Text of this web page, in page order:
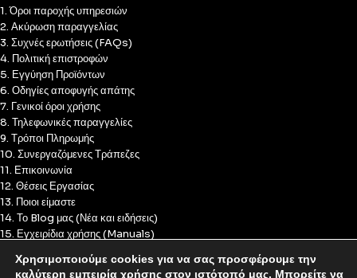
1. Όροι παροχής υπηρεσιών
2. Ακύρωση παραγγελίας
3. Συχνές ερωτήσεις (FAQs)
4. Πολιτική επιστροφών
5. Εγγύηση Προϊόντων
6. Οδηγίες αποφυγής απάτης
7. Γενικοί όροι χρήσης
8. Τηλεφωνικές παραγγελίες
9. Τρόποι Πληρωμής
10. Συνεργαζόμενες Τράπεζες
11. Επικοινωνία
12. Θέσεις Εργασίας
13. Ποιοι είμαστε
14. Το Blog μας (Νέα και ειδήσεις)
15. Εγχειρίδια χρήσης (Manuals)
17. Πολιτική Cookies
Χρησιμοποιούμε cookies για να σας προσφέρουμε την
καλύτερη εμπειρία χρήσης στον ιστότοπό μας. Μπορείτε να